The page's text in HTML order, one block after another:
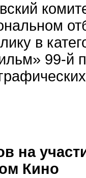
в
99-й
на
Кино